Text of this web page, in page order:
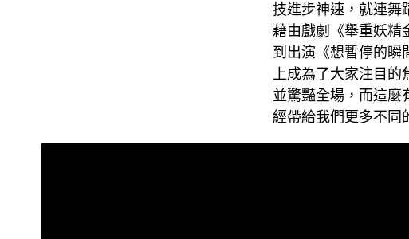
技進步神速，就連舞
藉由戲劇《舉重妖精
到出演《想暫停的瞬
上成為了大家注目
並驚豔全場，而這麼
經帶給我們更多不同